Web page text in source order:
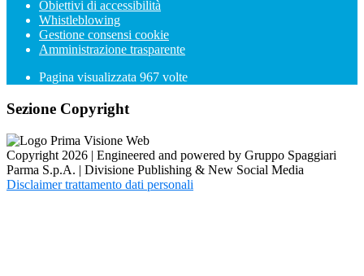
Obiettivi di accessibilità
Whistleblowing
Gestione consensi cookie
Amministrazione trasparente
Pagina visualizzata 967 volte
Sezione Copyright
Copyright 2026 | Engineered and powered by Gruppo Spaggiari
Parma S.p.A. | Divisione Publishing & New Social Media
Disclaimer trattamento dati personali